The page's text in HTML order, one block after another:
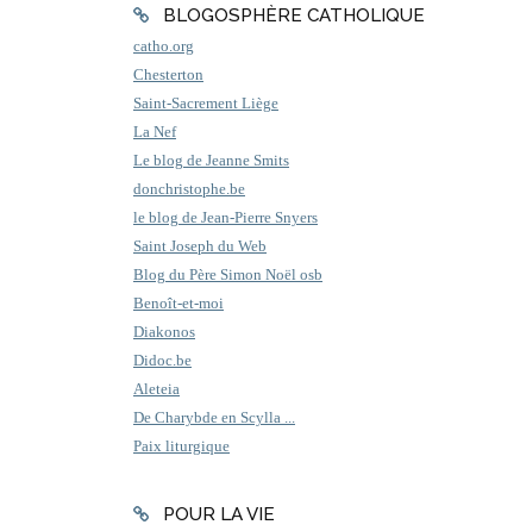
BLOGOSPHÈRE CATHOLIQUE
catho.org
Chesterton
Saint-Sacrement Liège
La Nef
Le blog de Jeanne Smits
donchristophe.be
le blog de Jean-Pierre Snyers
Saint Joseph du Web
Blog du Père Simon Noël osb
Benoît-et-moi
Diakonos
Didoc.be
Aleteia
De Charybde en Scylla ...
Paix liturgique
POUR LA VIE